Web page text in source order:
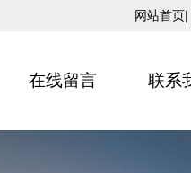
网站首页
在线留言 联系